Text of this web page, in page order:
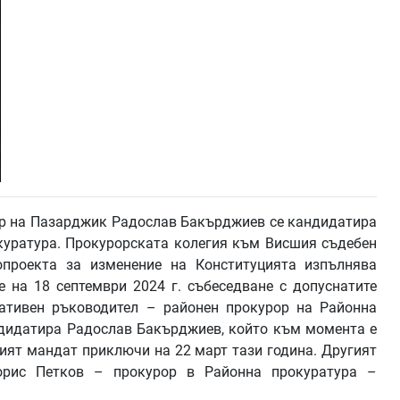
Пазарджик Радослав Бакърджиев се кандидатира
Прокурорската колегия към Висшия съдебен
за изменение на Конституцията изпълнява
18 септември 2024 г. събеседване с допуснатите
ръководител – районен прокурор на Районна
Радослав Бакърджиев, който към момента е
мандат приключи на 22 март тази година. Другият
Петков – прокурор в Районна прокуратура –